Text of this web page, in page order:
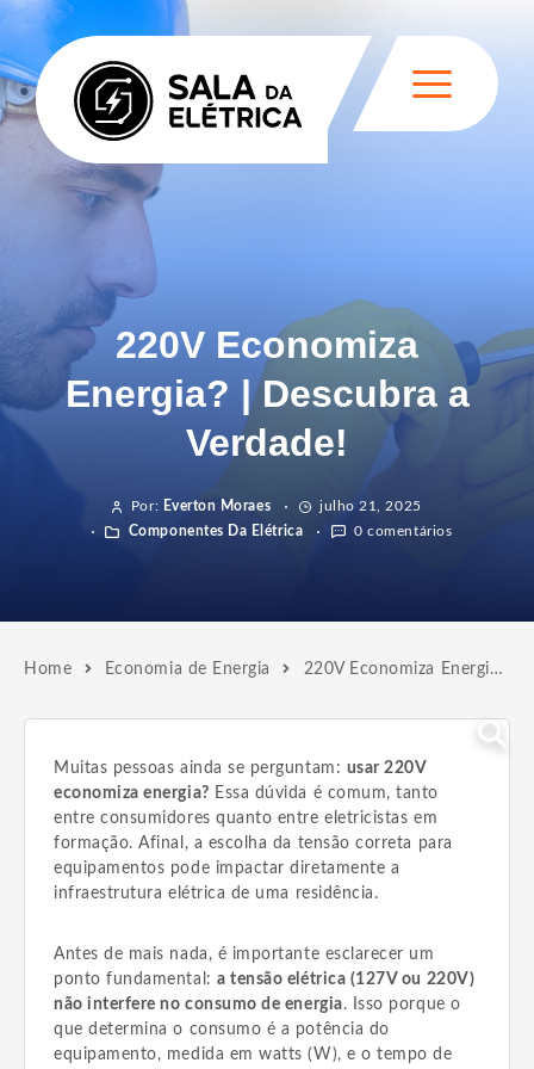
220V Economiza
Energia? | Descubra a
Verdade!
Por: Everton Moraes
julho 21, 2025
Componentes Da Elétrica
0 comentários
Home Economia de Energia 220V Economiza Energia? | Descubra a Verdade!
Muitas pessoas ainda se perguntam: usar 220V
economiza energia? Essa dúvida é comum, tanto
entre consumidores quanto entre eletricistas em
formação. Afinal, a escolha da tensão correta para
equipamentos pode impactar diretamente a
infraestrutura elétrica de uma residência.
Antes de mais nada, é importante esclarecer um
ponto fundamental:a tensão elétrica (127V ou 220V)
não interfere no consumo de energia. Isso porque o
que determina o consumo é a potência do
equipamento, medida em watts (W), e o tempo de